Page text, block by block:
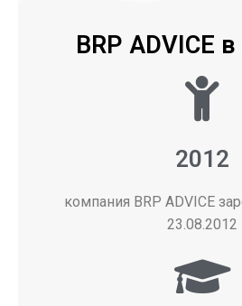
BRP ADVICE
2012
компания BRP ADVICE
23.08.2012